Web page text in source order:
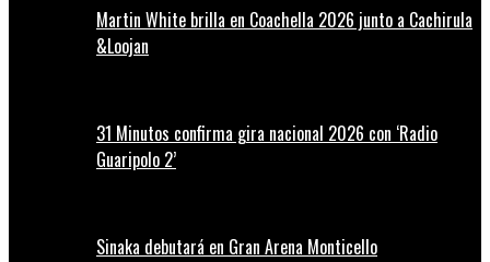
Martin White brilla en Coachella 2026 junto a Cachirula
&Loojan
31 Minutos confirma gira nacional 2026 con ‘Radio
Guaripolo 2’
Sinaka debutará en Gran Arena Monticello